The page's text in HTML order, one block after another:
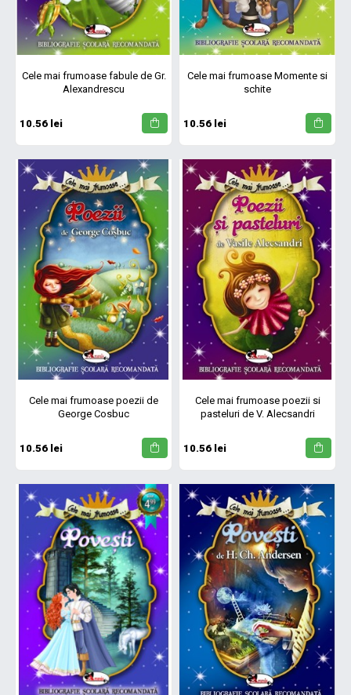
Cele mai frumoase fabule de Gr.
Alexandrescu
10.56 lei
Cele mai frumoase Momente si
schite
10.56 lei
Cele mai frumoase poezii de
George Cosbuc
10.56 lei
Cele mai frumoase poezii si
pasteluri de V. Alecsandri
10.56 lei